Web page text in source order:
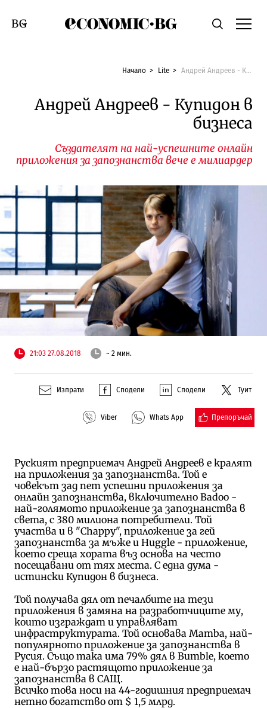
Economic.bgТърсене
Смяна на език
Начало Lite Андрей Андреев - Купидон в бизнеса
Андрей Андреев - Купидон в
бизнеса
Създателят на най-успешните онлайн
приложения за запознанства вече е милиардер
21:03 27.08.2018 ~ 2 мин.
Изпрати Сподели Сподели Туит
Viber Whats App Препоръчай
Руският предприемач Андрей Андреев е кралят
на приложения за запознанства. Той е
човекът зад пет успешни приложения за
онлайн запознанства, включително Badoo -
най-голямото приложение за запознанства в
света, с 380 милиона потребители. Той
участва и в "Chappy", приложение за гей
запознанства за мъже и Huggle - приложение,
което среща хората въз основа на често
посещавани от тях места. С една дума -
истински Купидон в бизнеса.
Той получава дял от печалбите на тези
приложения в замяна на разработчиците му,
които изграждат и управляват
инфраструктурата. Той основава Mamba, най-
популярното приложение за запознанства в
Русия. Също така има 79% дял в Bumble, което
е най-бързо растящото приложение за
запознанства в САЩ.
Всичко това носи на 44-годишния предприемач
нетно богатство от $ 1,5 млрд.